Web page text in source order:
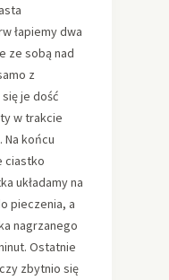
łapiemy dwa
ze sobą nad
z
je dość
w trakcie
Na końcu
ciastko
układamy na
pieczenia, a
nagrzanego
Ostatnie
zbytnio się